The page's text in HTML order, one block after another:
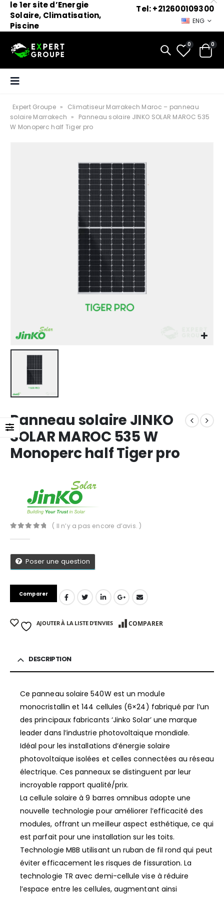
le 1er site d’Energie
Solaire, Climatisation,
Piscine
Tel: +212600109300
ENG
0 0
Expert Groupe »
Climatiseur Marrakech Maroc – panneau
solaire Marrakech »
Panneau solaire JINKO SOLAR MAROC 535
W Monoperc half Tiger pro
Panneau solaire JINKO
SOLAR MAROC 535 W
Monoperc half Tiger pro
( Il n’y a pas encore d’avis. )
Poser une question
Comparer
AJOUTER À LA LISTE D’ENVIES COMPARER
DESCRIPTION
Ce panneau solaire 540W est un module
monocristallin et 144 cellules (6×24) fabriqué par l’un
des principaux fabricants ‘Jinko Solar’ une marque
leader dans l’industrie photovoltaïque mondiale.
Idéal pour les installations d’énergie solaire
photovoltaïque isolées et celles connectées au réseau
électrique. Ces panneaux se distinguent par leur
incroyable rapport qualité/prix.
La cellule solaire à 9 barres omnibus adopte une
nouvelle technologie pour améliorer l’efficacité des
modules, offrant un meilleur aspect esthétique, ce qui
est parfait pour une installation sur les toits.
Technologie MBB utilisant un ruban de fil rond qui peut
éviter efficacement les risques de fissuration. La
technologie TR avec demi-cellule vise à réduire
l’espace entre les cellules, augmentant ainsi